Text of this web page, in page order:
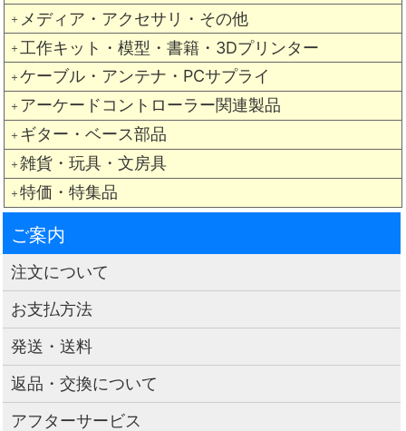
＋ メディア・アクセサリ・その他
＋ 工作キット・模型・書籍・3Dプリンター
＋ ケーブル・アンテナ・PCサプライ
＋ アーケードコントローラー関連製品
＋ ギター・ベース部品
＋ 雑貨・玩具・文房具
＋ 特価・特集品
ご案内
注文について
お支払方法
発送・送料
返品・交換について
アフターサービス